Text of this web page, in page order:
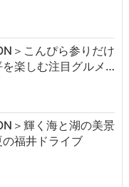
＞こんぴら参りだけ
を楽しむ注目グルメ…
＞輝く海と湖の美景
福井ドライブ